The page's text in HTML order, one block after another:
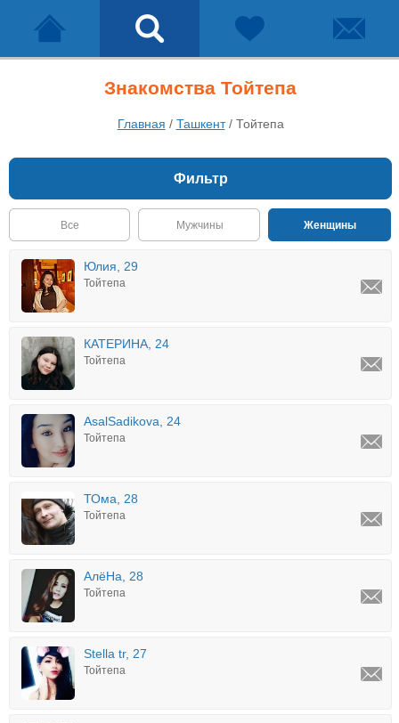
Знакомства Тойтепа
Главная / Ташкент/ Тойтепа
Фильтр
Все Мужчины Женщины
Юлия, 29
Тойтепа
КАТЕРИНА, 24
Тойтепа
AsalSadikova, 24
Тойтепа
ТОма, 28
Тойтепа
АлёНа, 28
Тойтепа
Stella tr, 27
Тойтепа